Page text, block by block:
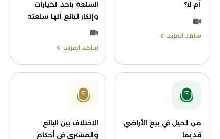
أم لا؟
شاهد المزيد
السلعة بأحد الخيارات
وإنكار البائع أنها سلعته
شاهد المزيد
من الحيل في بيع الأراضي
قديما
الاختلاف بين البائع
والمشتري في أحكام